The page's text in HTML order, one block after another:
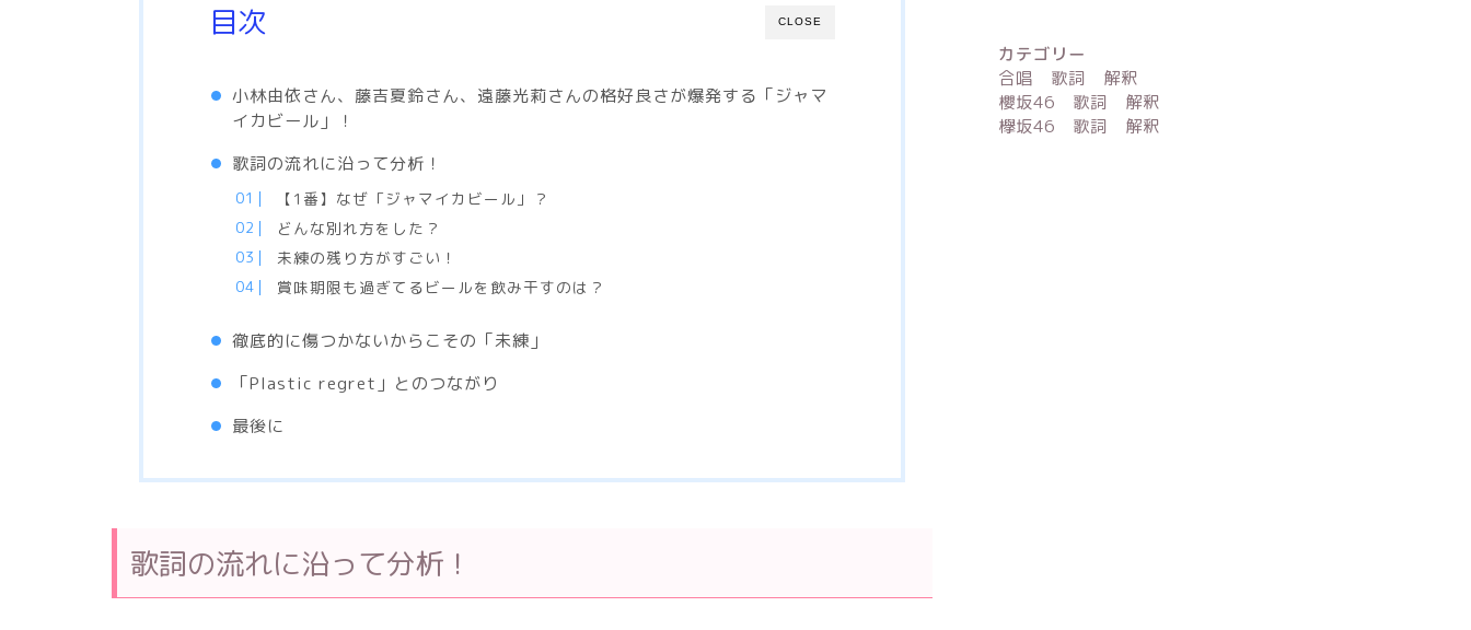
CLOSE
目次
小林由依さん、藤吉夏鈴さん、遠藤光莉さんの格好良さが爆発する「ジャマ
イカビール」！
歌詞の流れに沿って分析！
【1番】なぜ「ジャマイカビール」？
どんな別れ方をした？
未練の残り方がすごい！
賞味期限も過ぎてるビールを飲み干すのは？
徹底的に傷つかないからこその「未練」
「Plastic regret」とのつながり
最後に
歌詞の流れに沿って分析！
カテゴリー
合唱 歌詞 解釈
櫻坂46 歌詞 解釈
欅坂46 歌詞 解釈